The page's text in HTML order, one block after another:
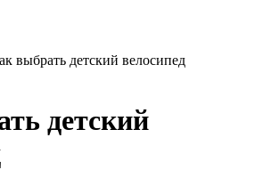
выбрать детский велосипед
детский